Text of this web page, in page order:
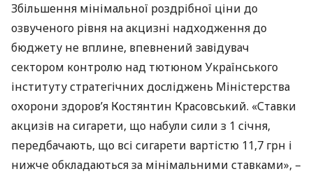
Збільшення мінімальної роздрібної ціни до
озвученого рівня на акцизні надходження до
бюджету не вплине, впевнений завідувач
сектором контролю над тютюном Українського
інституту стратегічних досліджень Міністерства
охорони здоров’я Костянтин Красовський. «Ставки
акцизів на сигарети, що набули сили з 1 січня,
передбачають, що всі сигарети вартістю 11,7 грн і
нижче обкладаються за мінімальними ставками», –